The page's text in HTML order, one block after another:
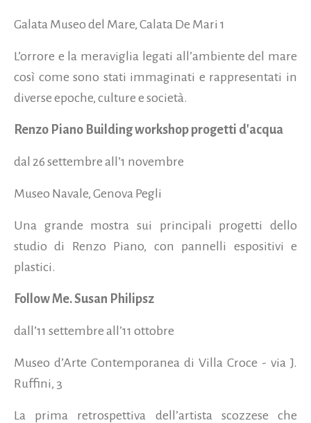
Galata Museo del Mare, Calata De Mari 1
L’orrore e la meraviglia legati all’ambiente del mare
così come sono stati immaginati e rappresentati in
diverse epoche, culture e società.
Renzo Piano Building workshop progetti d'acqua
dal 26 settembre all’1 novembre
Museo Navale, Genova Pegli
Una grande mostra sui principali progetti dello
studio di Renzo Piano, con pannelli espositivi e
plastici.
Follow Me. Susan Philipsz
dall’11 settembre all’11 ottobre
Museo d’Arte Contemporanea di Villa Croce - via J.
Ruffini, 3
La prima retrospettiva dell’artista scozzese che